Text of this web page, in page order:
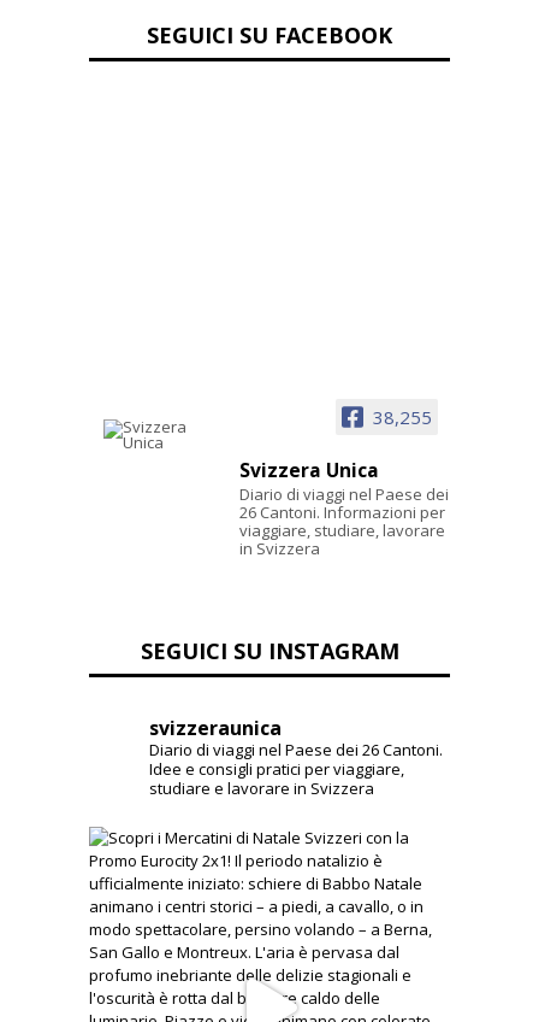
SEGUICI SU FACEBOOK
38,255
Svizzera Unica
Diario di viaggi nel Paese dei
26 Cantoni. Informazioni per
viaggiare, studiare, lavorare
in Svizzera
SEGUICI SU INSTAGRAM
svizzeraunica
Diario di viaggi nel Paese dei 26 Cantoni.
Idee e consigli pratici per viaggiare,
studiare e lavorare in Svizzera